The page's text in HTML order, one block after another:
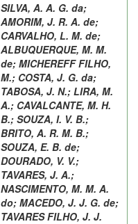
SILVA, A. A. G. da;
AMORIM, J. R. A. de;
CARVALHO, L. M. de;
ALBUQUERQUE, M. M.
de; MICHEREFF FILHO,
M.; COSTA, J. G. da;
TABOSA, J. N.; LIRA, M.
A.; CAVALCANTE, M. H.
B.; SOUZA, I. V. B.;
BRITO, A. R. M. B.;
SOUZA, E. B. de;
DOURADO, V. V.;
TAVARES, J. A.;
NASCIMENTO, M. M. A.
do; MACEDO, J. J. G. de;
TAVARES FILHO, J. J.